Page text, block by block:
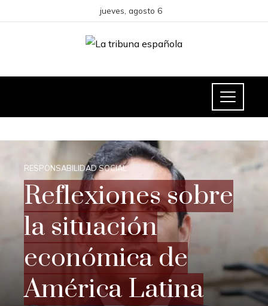
jueves, agosto 6
RESPONSABILIDAD SOCIAL
Reflexiones sobre
la situación
económica de
América Latina